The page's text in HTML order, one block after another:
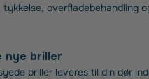
overfladebehandling
nye briller
briller leveres til din dør